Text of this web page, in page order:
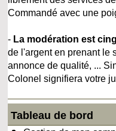
Commandé avec une
- La modération est
de l'argent en prenant le
annonce de qualité, ...
Colonel signifiera votre
Tableau de bord